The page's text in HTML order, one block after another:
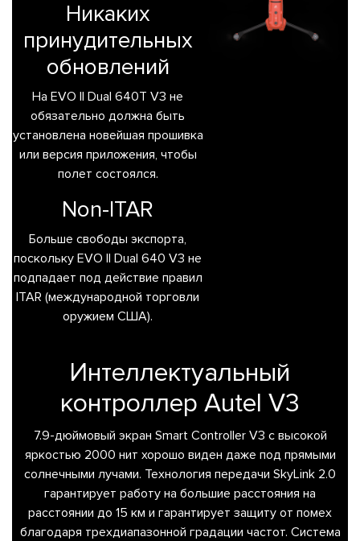
Никаких
принудительных
обновлений
На EVO II Dual 640T V3 не
обязательно должна быть
установлена новейшая прошивка
или версия приложения, чтобы
полет состоялся.
Non-ITAR
Больше свободы экспорта,
поскольку EVO II Dual 640 V3 не
подпадает под действие правил
ITAR (международной торговли
оружием США).
Интеллектуальный
контроллер Autel V3
7.9-дюймовый экран Smart Controller V3 с высокой
яркостью 2000 нит хорошо виден даже под прямыми
солнечными лучами. Технология передачи SkyLink 2.0
гарантирует работу на большие расстояния на
расстоянии до 15 км и гарантирует защиту от помех
благодаря трехдиапазонной градации частот. Система